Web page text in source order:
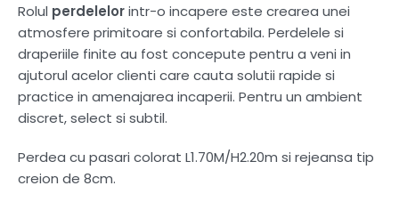
Rolul perdelelorintr-o incapere este crearea unei
atmosfere primitoare si confortabila. Perdelele si
draperiile finite au fost concepute pentru a veni in
ajutorul acelor clienti care cauta solutii rapide si
practice in amenajarea incaperii. Pentru un ambient
discret, select si subtil.
Perdea cu pasari colorat L1.70M/H2.20m si rejeansa tip
creion de 8cm.